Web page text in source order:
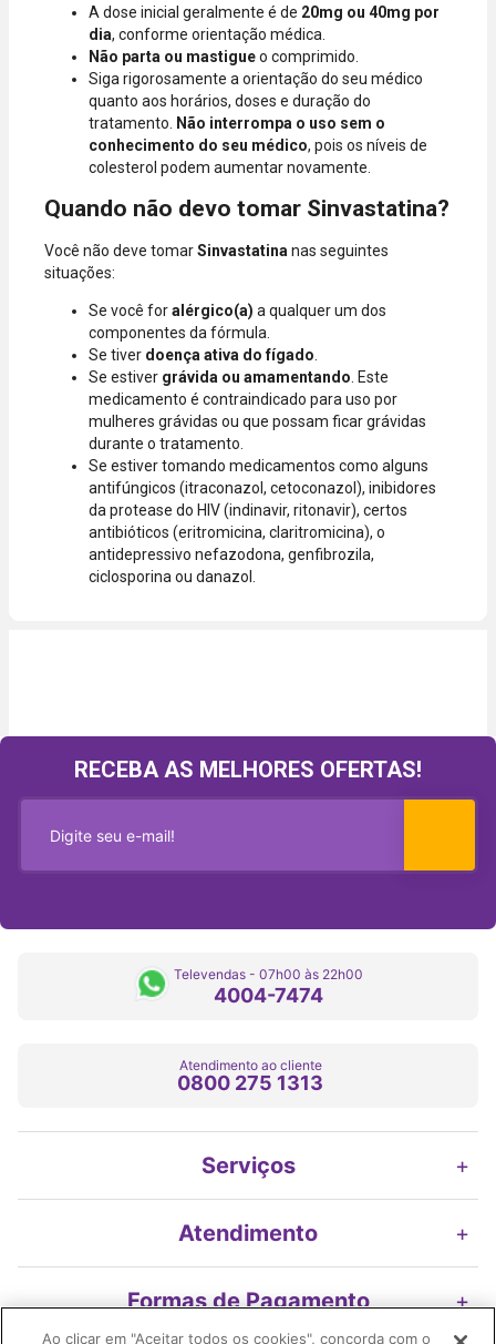
A dose inicial geralmente é de 20mg ou 40mg por
dia, conforme orientação médica.
Não parta ou mastigueo comprimido.
Siga rigorosamente a orientação do seu médico
quanto aos horários, doses e duração do
tratamento.
Não interrompa o uso sem o
conhecimento do seu médico, pois os níveis de
colesterol podem aumentar novamente.
Quando não devo tomar Sinvastatina?
Você não deve tomarSinvastatina nas seguintes
situações:
Se você foralérgico(a) a qualquer um dos
componentes da fórmula.
Se tiver doença ativa do fígado
Se estiver grávida ou amamentando . Este
medicamento é contraindicado para uso por
mulheres grávidas ou que possam ficar grávidas
durante o tratamento.
Se estiver tomando medicamentos como alguns
antifúngicos (itraconazol, cetoconazol), inibidores
da protease do HIV (indinavir, ritonavir), certos
antibióticos (eritromicina, claritromicina), o
antidepressivo nefazodona, genfibrozila,
ciclosporina ou danazol.
RECEBA AS MELHORES OFERTAS!
Televendas - 07h00 às 22h00
4004-7474
Atendimento ao cliente
0800 275 1313
Serviços +
Atendimento +
Formas de Pagamento +
Ao clicar em "Aceitar todos os cookies", concorda com o